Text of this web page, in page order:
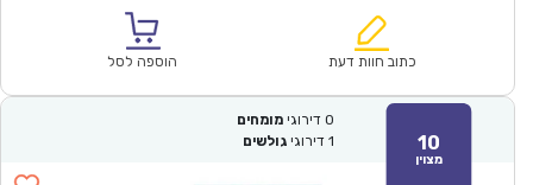
₪86.00.
הוא:
כתוב חוות דעת הוספה לסל
10
מצוין
0 דירוגי מומחים
1 דירוגי גולשים